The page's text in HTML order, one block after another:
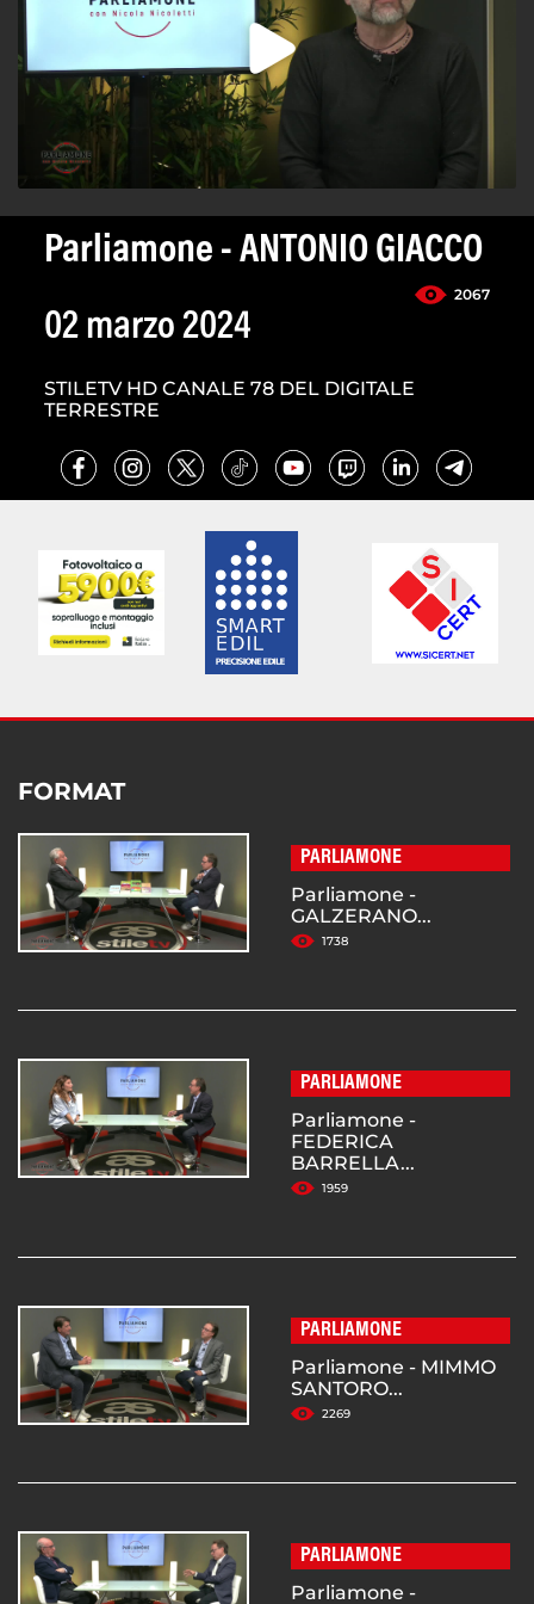
Parliamone - ANTONIO GIACCO
2067
02 marzo 2024
STILETV HD CANALE 78 DEL DIGITALE
TERRESTRE
FORMAT
PARLIAMONE
Parliamone -
GALZERANO...
1738
PARLIAMONE
Parliamone -
FEDERICA
BARRELLA...
1959
PARLIAMONE
Parliamone - MIMMO
SANTORO...
2269
PARLIAMONE
Parliamone -